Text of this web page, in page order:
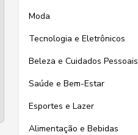
Moda
Tecnologia e Eletrônicos
Beleza e Cuidados Pessoais
Saúde e Bem-Estar
Esportes e Lazer
Alimentação e Bebidas